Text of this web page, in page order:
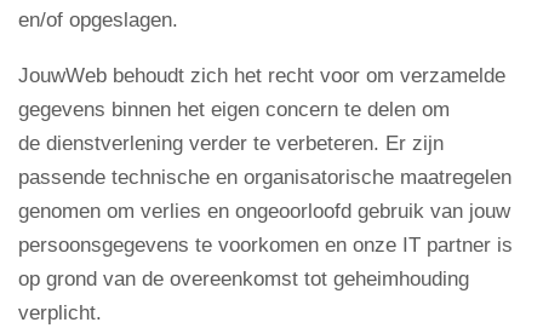
en/of opgeslagen.
JouwWeb behoudt zich het recht voor om verzamelde
gegevens binnen het eigen concern te delen om
de dienstverlening verder te verbeteren. Er zijn
passende technische en organisatorische maatregelen
genomen om verlies en ongeoorloofd gebruik van jouw
persoonsgegevens te voorkomen en onze IT partner is
op grond van de overeenkomst tot geheimhouding
verplicht.